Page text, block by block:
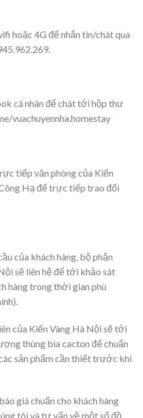
hoặc 4G để nhắn tin/chát qua
cá nhân để chát tới hộp thư
vuachuyennha.homestay
tiếp văn phòng của Kiến
Hạ để trực tiếp trao đổi
của khách hàng, bộ phận
sẽ liên hệ để tới khảo sát
hàng trong thời gian phù
của Kiến Vàng Hà Nội sẽ tới
thùng bìa cacton để chuẩn
sản phẩm cần thiết trước khi
giá chuẩn cho khách hàng
tôi và tư vấn về một số đồ